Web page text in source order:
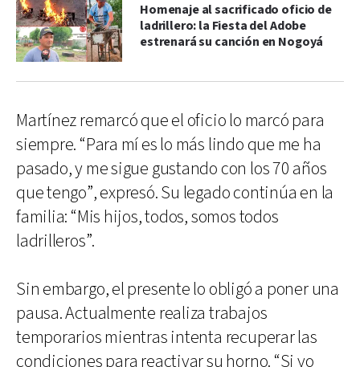
Homenaje al sacrificado oficio de
ladrillero: la Fiesta del Adobe
estrenará su canción en Nogoyá
Martínez remarcó que el oficio lo marcó para
siempre. “Para mí es lo más lindo que me ha
pasado, y me sigue gustando con los 70 años
que tengo”, expresó. Su legado continúa en la
familia: “Mis hijos, todos, somos todos
ladrilleros”.
Sin embargo, el presente lo obligó a poner una
pausa. Actualmente realiza trabajos
temporarios mientras intenta recuperar las
condiciones para reactivar su horno. “Si yo